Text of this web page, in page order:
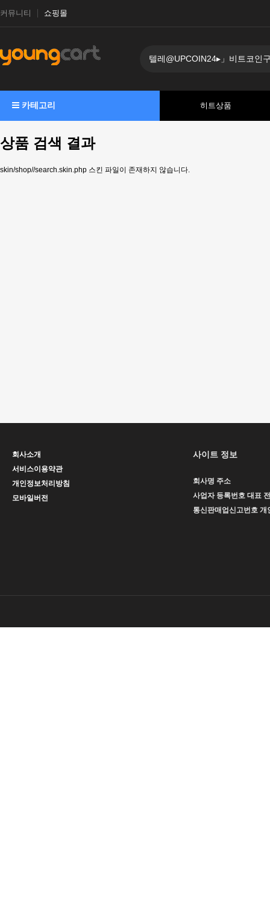
커뮤니티 쇼핑몰
카테고리 히트상품
상품 검색 결과
skin/shop//search.skin.php 스킨 파일이 존재하지 않습니다.
회사소개
서비스이용약관
개인정보처리방침
모바일버전
사이트 정보
회사명 주소
사업자 등록번호 대표
통신판매업신고번호 개